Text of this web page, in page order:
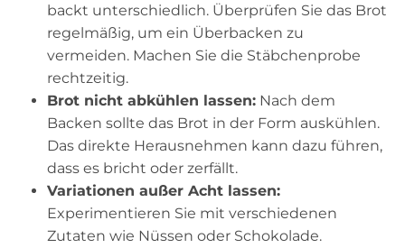
backt unterschiedlich. Überprüfen Sie das Brot
regelmäßig, um ein Überbacken zu
vermeiden. Machen Sie die Stäbchenprobe
rechtzeitig.
Brot nicht abkühlen lassen: Nach dem
Backen sollte das Brot in der Form auskühlen.
Das direkte Herausnehmen kann dazu führen,
dass es bricht oder zerfällt.
Variationen außer Acht lassen:
Experimentieren Sie mit verschiedenen
Zutaten wie Nüssen oder Schokolade.